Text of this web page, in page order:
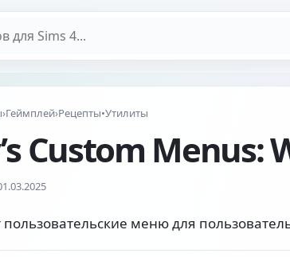
›Геймплей›Рецепты•Утилиты
Custom Menus:
меню для